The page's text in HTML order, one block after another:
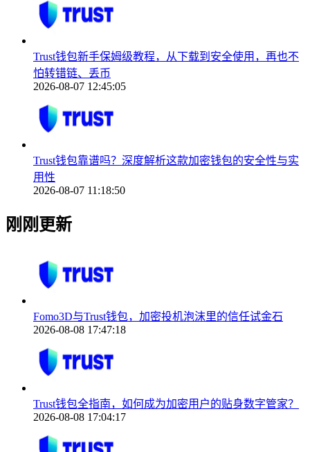
Trust钱包新手保姆级教程，从下载到安全使用，再也不
怕转错链、丢币
2026-08-07 12:45:05
Trust钱包靠谱吗？深度解析这款加密钱包的安全性与实
用性
2026-08-07 11:18:50
刚刚更新
Fomo3D与Trust钱包，加密投机泡沫里的信任试金石
2026-08-08 17:47:18
Trust钱包全指南，如何成为加密用户的贴身数字管家？
2026-08-08 17:04:17